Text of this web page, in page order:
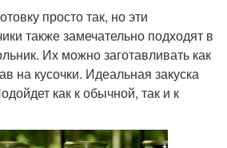
просто так, но эти
также замечательно подходят в
Их можно заготавливать как
на кусочки. Идеальная закуска
как к обычной, так и к